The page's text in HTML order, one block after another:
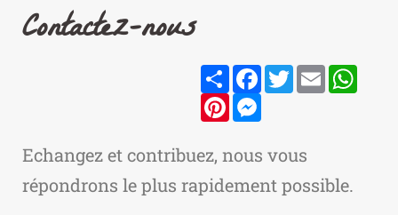
Contactez-nous
ShareFacebook
Twitter
Email
Pinterest
Messenger
Echangez et contribuez, nous vous
répondrons le plus rapidement possible.